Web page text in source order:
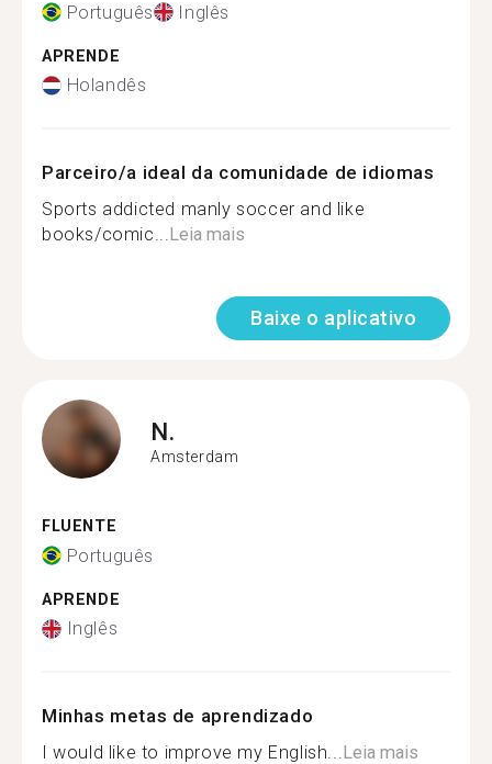
Português Inglês
APRENDE
Holandês
Parceiro/a ideal da comunidade de idiomas
Sports addicted manly soccer and like
books/comic...Leia mais
Baixe o aplicativo
N.
Amsterdam
FLUENTE
Português
APRENDE
Inglês
Minhas metas de aprendizado
I would like to improve my English...Leia mais